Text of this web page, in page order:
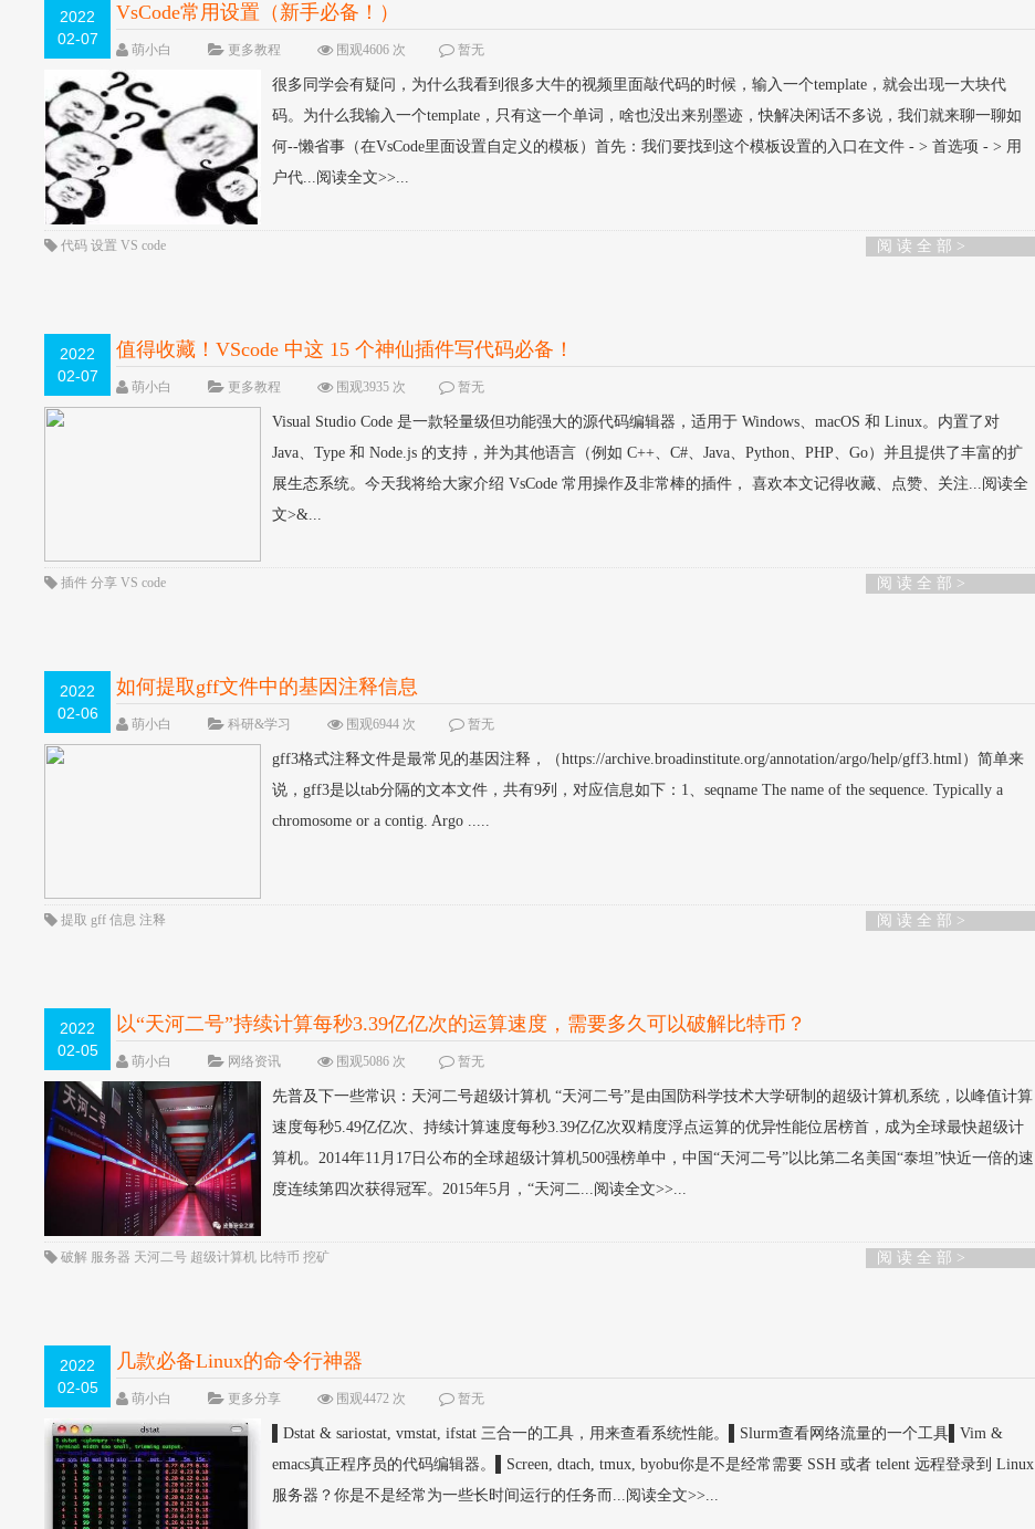
2022
02-07
VsCode常用设置（新手必备！）
萌小白 更多教程 围观4606 次 暂无
很多同学会有疑问，为什么我看到很多大牛的视频里面敲代码的时候，输入一个template，就会出现一大块代
码。为什么我输入一个template，只有这一个单词，啥也没出来别墨迹，快解决闲话不多说，我们就来聊一聊如
何--懒省事（在VsCode里面设置自定义的模板）首先：我们要找到这个模板设置的入口在文件 - > 首选项 - > 用
户代...阅读全文>>...
阅 读 全 部 >
代码设置VScode
2022
02-07
值得收藏！VScode 中这 15 个神仙插件写代码必备！
萌小白 更多教程 围观3935 次 暂无
Visual Studio Code 是一款轻量级但功能强大的源代码编辑器，适用于 Windows、macOS 和 Linux。内置了对
Java、Type 和 Node.js 的支持，并为其他语言（例如 C++、C#、Java、Python、PHP、Go）并且提供了丰富的扩
展生态系统。今天我将给大家介绍 VsCode 常用操作及非常棒的插件， 喜欢本文记得收藏、点赞、关注...阅读全
文>&...
阅 读 全 部 >
插件分享VScode
2022
02-06
如何提取gff文件中的基因注释信息
萌小白 科研&学习 围观6944 次 暂无
gff3格式注释文件是最常见的基因注释，（https://archive.broadinstitute.org/annotation/argo/help/gff3.html）简单来
说，gff3是以tab分隔的文本文件，共有9列，对应信息如下：1、seqname The name of the sequence. Typically a
chromosome or a contig. Argo .....
阅 读 全 部 >
提取 gff信息注释
2022
02-05
以“天河二号”持续计算每秒3.39亿亿次的运算速度，需要多久可以破解比特币？
萌小白 网络资讯 围观5086 次 暂无
先普及下一些常识：天河二号超级计算机 “天河二号”是由国防科学技术大学研制的超级计算机系统，以峰值计算
速度每秒5.49亿亿次、持续计算速度每秒3.39亿亿次双精度浮点运算的优异性能位居榜首，成为全球最快超级计
算机。2014年11月17日公布的全球超级计算机500强榜单中，中国“天河二号”以比第二名美国“泰坦”快近一倍的速
度连续第四次获得冠军。2015年5月，“天河二...阅读全文>>...
阅 读 全 部 >
破解 服务器 天河二号 超级计算机 比特币挖矿
2022
02-05
几款必备Linux的命令行神器
萌小白 更多分享 围观4472 次 暂无
▌Dstat & sariostat, vmstat, ifstat 三合一的工具，用来查看系统性能。▌Slurm查看网络流量的一个工具▌Vim &
emacs真正程序员的代码编辑器。▌Screen, dtach, tmux, byobu你是不是经常需要 SSH 或者 telent 远程登录到 Linux
服务器？你是不是经常为一些长时间运行的任务而...阅读全文>>...